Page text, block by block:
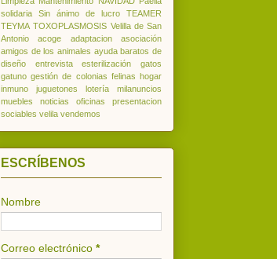
solidaria
Sin ánimo de lucro
TEAMER
TEYMA TOXOPLASMOSIS Velilla de San
Antonio
acoge adaptacion
asociación
amigos de los animales ayuda baratos de
diseño
entrevista esterilización
gatos
gatuno gestión de colonias felinas hogar
inmuno
juguetones lotería
milanuncios
muebles
noticias oficinas
presentacion
sociables velila vendemos
ESCRÍBENOS
Nombre
Correo electrónico *